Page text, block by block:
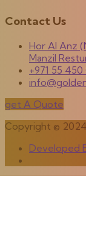
Contact Us
Hor Al Anz
Manzil
+971 55 450
get A Quote
Copyright © 2024
Developed